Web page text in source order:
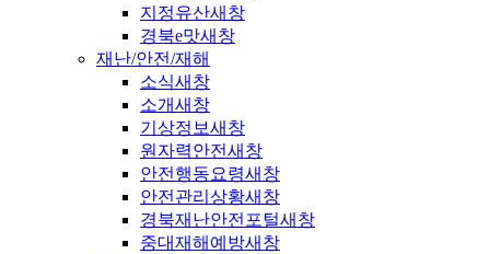
지정유산새창
경북e맛새창
재난/안전/재해
소식새창
소개새창
기상정보새창
원자력안전새창
안전행동요령새창
안전관리상황새창
경북재난안전포털새창
중대재해예방새창